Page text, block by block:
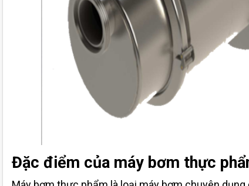
Đặc điểm của máy bơm thực